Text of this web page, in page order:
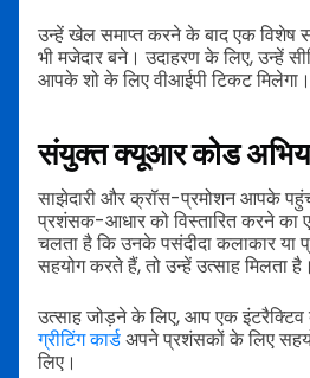
उन्हें खेल समाप्त करने के बाद एक विशेष
भी मजेदार बने। उदाहरण के लिए, उन्हें
आपके शो के लिए वीआईपी टिकट मिलेगा।
संयुक्त क्यूआर कोड
साझेदारी और क्रॉस-प्रमोशन आपके
प्रशंसक-आधार को विस्तारित करने का
चलता है कि उनके पसंदीदा कलाकार या
सहयोग करते हैं, तो उन्हें उत्साह मिलता है।
उत्साह जोड़ने के लिए, आप एक
ग्रीटिंग कार्डअपने प्रशंसकों के लिए
लिए।